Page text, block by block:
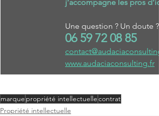
j’accompagne les pros
Une question ? Un doute
06 59 72 08 85
www.audaciaconsulting.fr
marque propriété intellectuellecontrat
Propriété intellectuelle